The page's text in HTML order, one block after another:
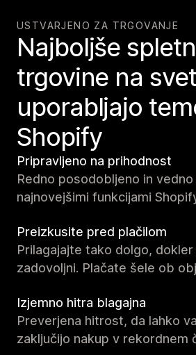
USTVARJENO ZA TRGOVANJE
Najboljše
trgovine na
uporabljajo
Shopify
Pripravljeno na prihodnost
Redno posodobljeno in
najnovejšimi funkcijami
Preizkusite pred plačilom
Prilagajajte tako dolgo,
zadovoljni. Plačate šele ob
Izjemno hitra blagajna
Preverjena hitrost, da lahko
zaključijo nakup v rekordnem